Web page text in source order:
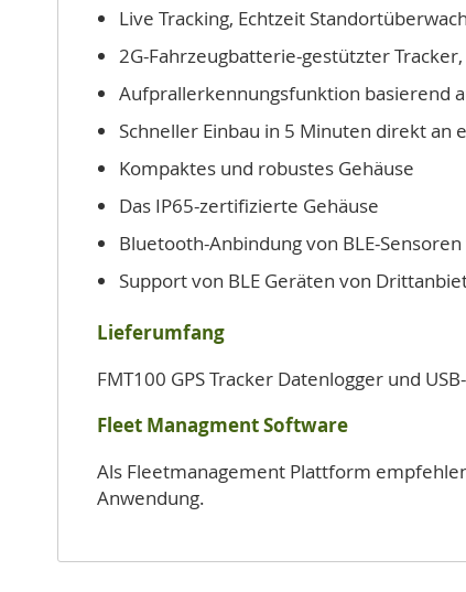
Live Tracking, Echtzeit
2G-Fahrzeugbatterie-gestützter
Aufprallerkennungsfunktion basierend
Schneller Einbau in 5 Minuten direkt an
Kompaktes und robustes Gehäuse
Das IP65-zertifizierte Gehäuse
Bluetooth-Anbindung von BLE-
Support von BLE Geräten von
Lieferumfang
FMT100 GPS Tracker Datenlogger und
Fleet Managment Software
Als Fleetmanagement Plattform
Anwendung.